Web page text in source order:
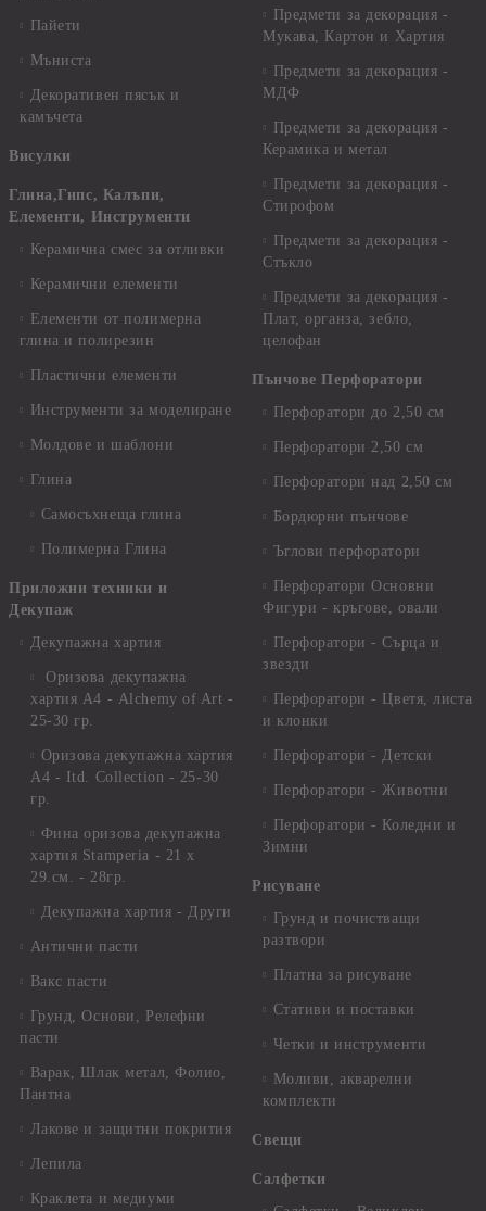
Пайети
Мъниста
Декоративен пясък и
камъчета
Висулки
Глина,Гипс, Калъпи,
Елементи, Инструменти
Керамична смес за отливки
Керамични елементи
Елементи от полимерна
глина и полирезин
Пластични елементи
Инструменти за моделиране
Молдове и шаблони
Глина
Самосъхнеща глина
Полимерна Глина
Приложни техники и
Декупаж
Декупажна хартия
Оризова декупажна
хартия А4 - Alchemy of Art -
25-30 гр.
Оризова декупажна хартия
А4 - Itd. Collection - 25-30
гр.
Фина оризова декупажна
хартия Stamperia - 21 х
29.см. - 28гр.
Декупажна хартия - Други
Антични пасти
Вакс пасти
Грунд, Основи, Релефни
пасти
Варак, Шлак метал, Фолио,
Пантна
Лакове и защитни покрития
Лепила
Краклета и медиуми
Предмети за декорация -
Мукава, Картон и Хартия
Предмети за декорация -
МДФ
Предмети за декорация -
Керамика и метал
Предмети за декорация -
Стирофом
Предмети за декорация -
Стъкло
Предмети за декорация -
Плат, органза, зебло,
целофан
Пънчове Перфоратори
Перфоратори до 2,50 см
Перфоратори 2,50 см
Перфоратори над 2,50 см
Бордюрни пънчове
Ъглови перфоратори
Перфоратори Основни
Фигури - кръгове, овали
Перфоратори - Сърца и
звезди
Перфоратори - Цветя, листа
и клонки
Перфоратори - Детски
Перфоратори - Животни
Перфоратори - Коледни и
Зимни
Рисуване
Грунд и почистващи
разтвори
Платна за рисуване
Стативи и поставки
Четки и инструменти
Моливи, акварелни
комплекти
Свещи
Салфетки